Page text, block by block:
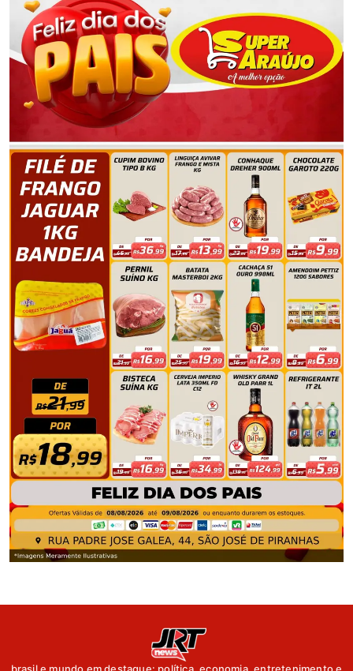
brasil e mundo em destaque: política, economia, entretenimento e